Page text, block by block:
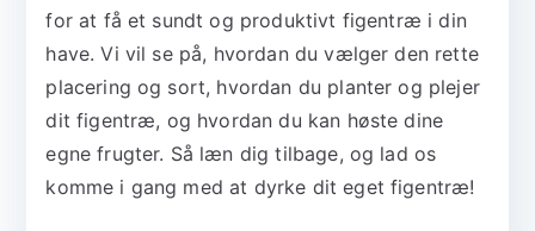
for at få et sundt og produktivt figentræ i din
have. Vi vil se på, hvordan du vælger den rette
placering og sort, hvordan du planter og plejer
dit figentræ, og hvordan du kan høste dine
egne frugter. Så læn dig tilbage, og lad os
komme i gang med at dyrke dit eget figentræ!